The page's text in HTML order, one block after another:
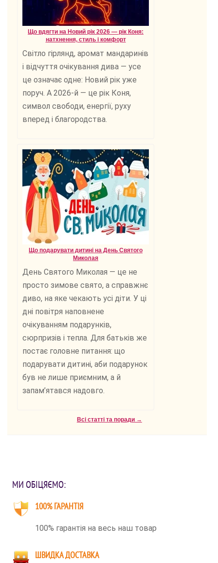
Що вдягти на Новий рік 2026 — рік Коня:
натхнення, стиль і комфорт
Світло гірлянд, аромат мандаринів
і відчуття очікування дива — усе
це означає одне: Новий рік уже
поруч. А 2026-й — це рік Коня,
символ свободи, енергії, руху
вперед і благородства.
Що подарувати дитині на День Святого
Миколая
День Святого Миколая — це не
просто зимове свято, а справжнє
диво, на яке чекають усі діти. У ці
дні повітря наповнене
очікуванням подарунків,
сюрпризів і тепла. Для батьків же
постає головне питання: що
подарувати дитині, аби подарунок
був не лише приємним, а й
запам’ятався надовго.
Всі статті та поради →
МИ ОБІЦЯЄМО:
100% ГАРАНТІЯ
100% гарантія на весь наш товар
ШВИДКА ДОСТАВКА